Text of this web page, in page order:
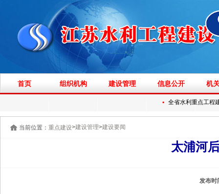
首页 组织机构 建设管理 信息公开 机
全省水利重点工程
当前位置： 重点建设>建设管理>建设要闻
太浦河
发布时